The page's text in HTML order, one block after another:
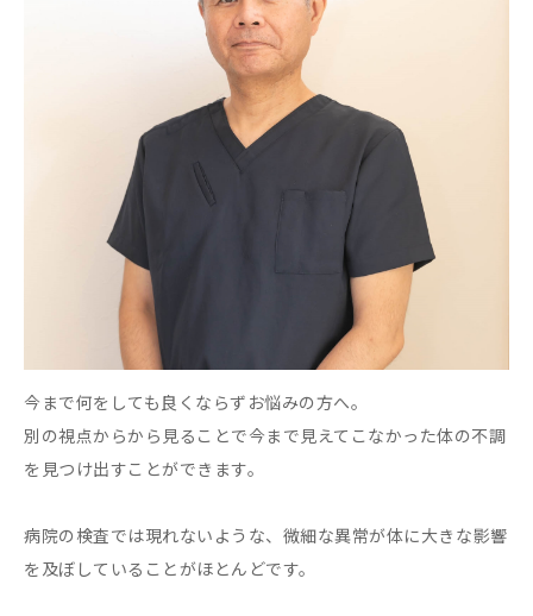
今まで何をしても良くならずお悩みの方へ。
別の視点からから見ることで今まで見えてこなかった体の不調
を見つけ出すことができます。
病院の検査では現れないような、微細な異常が体に大きな影響
を及ぼしていることがほとんどです。